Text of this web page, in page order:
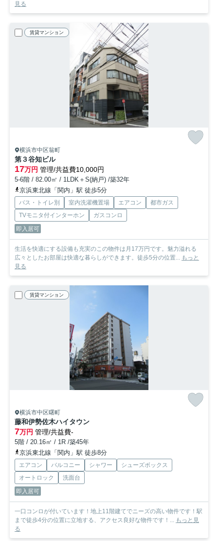
見る
賃貸マンション
横浜市中区翁町
第３谷知ビル
17万円 管理/共益費10,000円
5-6階 / 82.00㎡ / 1LDK＋S(納戸) /築32年
京浜東北線「関内」駅 徒歩5分
バス・トイレ別 室内洗濯機置場 エアコン
都市ガス
TVモニタ付インターホン
ガスコンロ
即入居可
生活を快適にする設備も充実のこの物件は月17万円です。魅力溢れる
広々としたお部屋は快適な暮らしができます。徒歩5分の位置... もっと
見る
賃貸マンション
横浜市中区曙町
藤和伊勢佐木ハイタウン
7万円 管理/共益費-
5階 / 20.16㎡ / 1R /築45年
京浜東北線「関内」駅 徒歩8分
エアコン バルコニー シャワー
シューズボックス
オートロック
洗面台
即入居可
一口コンロが付いています！地上11階建てでニーズの高い物件です！駅
まで徒歩4分の位置に立地する、アクセス良好な物件です！... もっと見
る